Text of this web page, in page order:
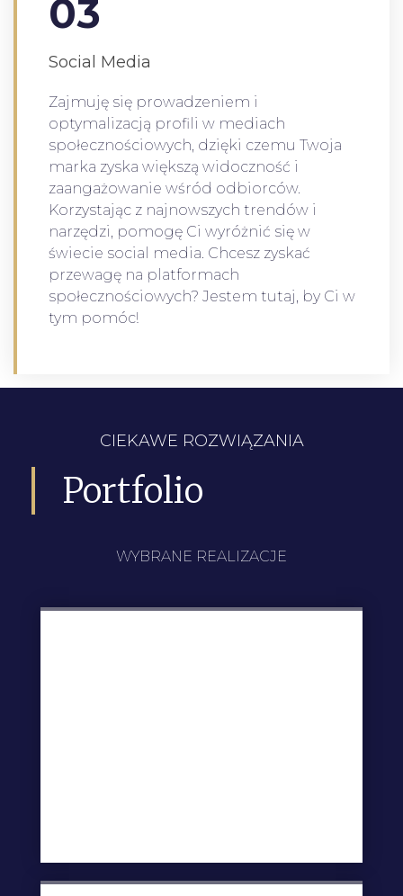
03
Social Media
Zajmuję się prowadzeniem i
optymalizacją profili w mediach
społecznościowych, dzięki czemu Twoja
marka zyska większą widoczność i
zaangażowanie wśród odbiorców.
Korzystając z najnowszych trendów i
narzędzi, pomogę Ci wyróżnić się w
świecie social media. Chcesz zyskać
przewagę na platformach
społecznościowych? Jestem tutaj, by Ci w
tym pomóc!
CIEKAWE ROZWIĄZANIA
Portfolio
WYBRANE REALIZACJE